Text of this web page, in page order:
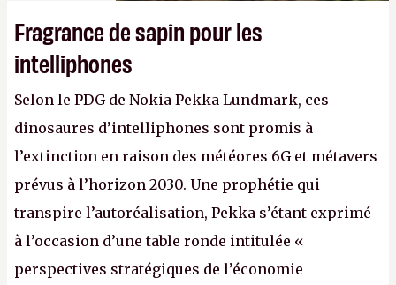
Fragrance de sapin pour les
intelliphones
Selon le PDG de Nokia Pekka Lundmark, ces
dinosaures d’intelliphones sont promis à
l’extinction en raison des météores 6G et métavers
prévus à l’horizon 2030. Une prophétie qui
transpire l’autoréalisation, Pekka s’étant exprimé
à l’occasion d’une table ronde intitulée «
perspectives stratégiques de l’économie